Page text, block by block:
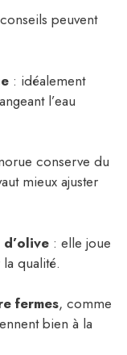
peuvent
: idéalement
l’eau
conserve du
mieux ajuster
: elle joue
qualité.
fermes, comme
bien à la